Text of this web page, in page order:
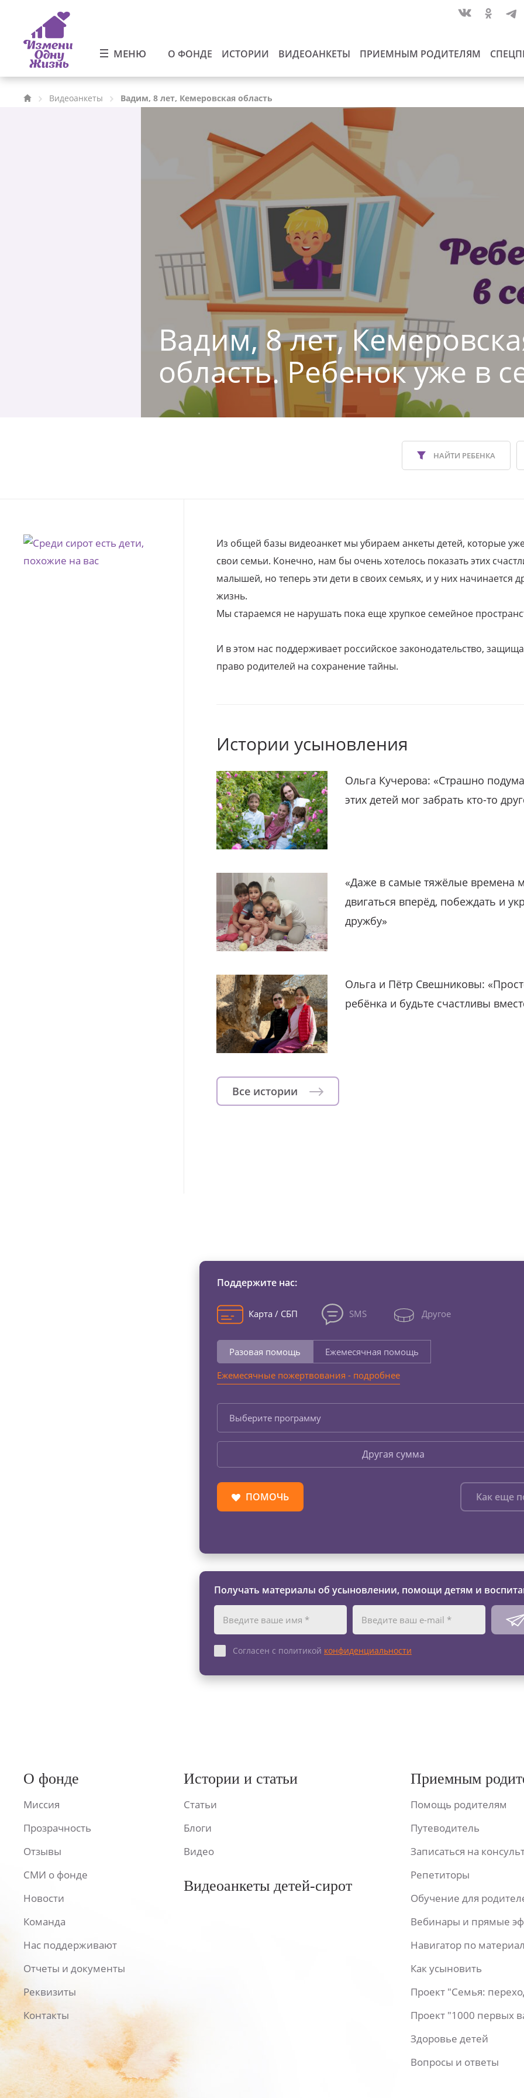
МЕНЮ О ФОНДЕ ИСТОРИИ ВИДЕОАНКЕТЫ ПРИЕМНЫМ РОДИТЕЛЯМ
Видеоанкеты Вадим, 8 лет, Кемеровская область
Вадим, 8 лет,
область. Ребенок уже в
НАЙТИ РЕБЕНКА
Из общей базы видеоанкет мы убираем анкеты детей, которые
свои семьи. Конечно, нам бы очень хотелось показать этих
малышей, но теперь эти дети в своих семьях, и у них начинается
жизнь.
Мы стараемся не нарушать пока еще хрупкое семейное
И в этом нас поддерживает российское законодательство,
право родителей на сохранение тайны.
Истории усыновления
Ольга Кучерова: «Страшно
этих детей мог забрать кто-то
«Даже в самые тяжёлые времена
двигаться вперёд, побеждать и
дружбу»
Ольга и Пётр Свешниковы:
ребёнка и будьте счастливы
Все истории
Поддержите нас:
Карта / СБП SMS Другое
Разовая помощь
Ежемесячная помощь
Ежемесячные пожертвования - подробнее
Выберите программу
Другая сумма
ПОМОЧЬ Как еще
Получать материалы об усыновлении, помощи детям и
Согласен с политикой конфиденциальности
О фонде
Миссия
Прозрачность
Отзывы
СМИ о фонде
Новости
Команда
Нас поддерживают
Отчеты и документы
Реквизиты
Контакты
Истории и статьи
Статьи
Блоги
Видео
Видеоанкеты детей-сирот
Приемным
Помощь родителям
Путеводитель
Записаться на
Репетиторы
Обучение для
Вебинары и прямые
Навигатор по
Как усыновить
Проект "Семья:
Проект "1000 первых
Здоровье детей
Вопросы и ответы